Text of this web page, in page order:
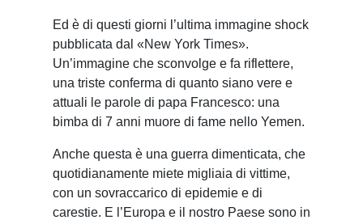
Ed è di questi giorni l’ultima immagine shock
pubblicata dal «New York Times».
Un’immagine che sconvolge e fa riflettere,
una triste conferma di quanto siano vere e
attuali le parole di papa Francesco: una
bimba di 7 anni muore di fame nello Yemen.
Anche questa è una guerra dimenticata, che
quotidianamente miete migliaia di vittime,
con un sovraccarico di epidemie e di
carestie. E l’Europa e il nostro Paese sono in